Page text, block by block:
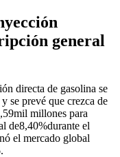
general
directa de gasolina se
se prevé que crezca de
mil millones para
de8,40%durante el
el mercado global